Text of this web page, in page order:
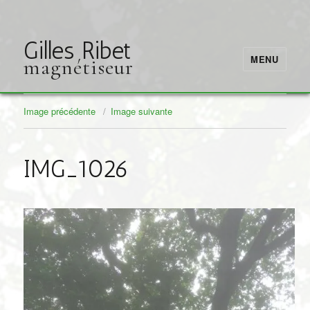
Gilles Ribet
magnétiseur MENU
Image précédente Image suivante
IMG_1026